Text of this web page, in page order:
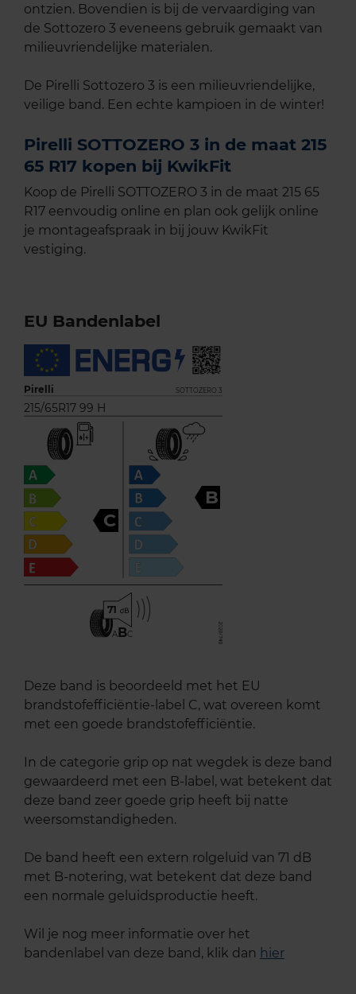
ontzien. Bovendien is bij de vervaardiging van
de Sottozero 3 eveneens gebruik gemaakt van
milieuvriendelijke materialen.
De Pirelli Sottozero 3 is een milieuvriendelijke,
veilige band. Een echte kampioen in de winter!
Pirelli SOTTOZERO 3 in de maat 215
65 R17 kopen bij KwikFit
Koop de Pirelli SOTTOZERO 3 in de maat 215 65
R17 eenvoudig online en plan ook gelijk online
je montageafspraak in bij jouw KwikFit
vestiging.
EU Bandenlabel
Pirelli SOTTOZERO 3
215/65R17 99 H
C
B
71
ABC
Deze band is beoordeeld met het EU
brandstofefficiëntie-label C, wat overeen komt
met een goede brandstofefficiëntie.
In de categorie grip op nat wegdek is deze band
gewaardeerd met een B-label, wat betekent dat
deze band zeer goede grip heeft bij natte
weersomstandigheden.
De band heeft een extern rolgeluid van 71 dB
met B-notering, wat betekent dat deze band
een normale geluidsproductie heeft.
Wil je nog meer informatie over het
bandenlabel van deze band, klik dan hier